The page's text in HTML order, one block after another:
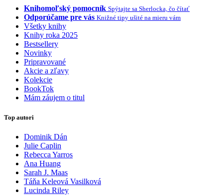
Knihomoľský pomocník Spýtajte sa Sherlocka, čo čítať
Odporúčame pre vás Knižné tipy ušité na mieru vám
Všetky knihy
Knihy roka 2025
Bestsellery
Novinky
Pripravované
Akcie a zľavy
Kolekcie
BookTok
Mám záujem o titul
Top autori
Dominik Dán
Julie Caplin
Rebecca Yarros
Ana Huang
Sarah J. Maas
Táňa Keleová Vasilková
Lucinda Riley